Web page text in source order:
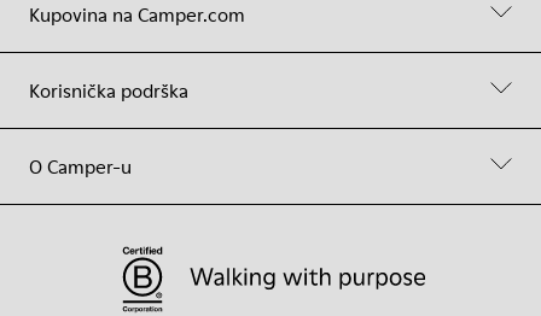
Kupovina na Camper.com
Korisnička podrška
O Camper-u